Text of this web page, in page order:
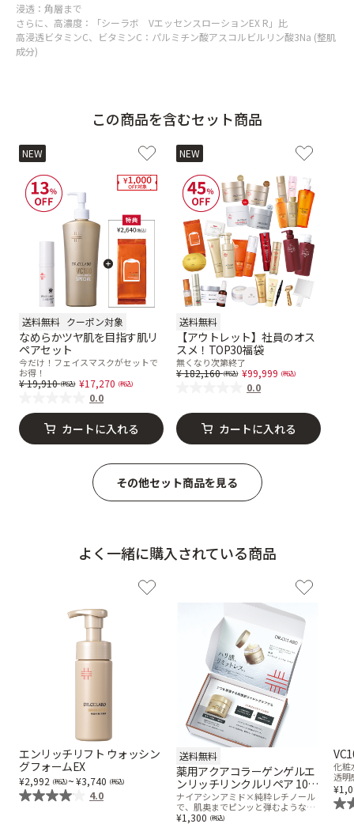
浸透：角層まで
さらに、高濃度：「シーラボ VエッセンスローションEX R」比
高浸透ビタミンC、ビタミンC：パルミチン酸アスコルビルリン酸3Na (整肌
成分)
この商品を含むセット商品
NEW
送料無料 クーポン対象
なめらかツヤ肌を目指す肌リ
ペアセット
今だけ！フェイスマスクがセットで
お得！
Price reduced from
19,910to
17,270
0.0
カートに入れる
NEW
送料無料
【アウトレット】社員のオス
スメ！TOP30福袋
無くなり次第終了
Price reduced from
182,160to
99,999
0.0
カートに入れる
その他セット商品を見る
よく一緒に購入されている商品
エンリッチリフト ウォッシン
グフォームEX
2,992 ~ 3,740
4.0
送料無料
薬用アクアコラーゲンゲルエ
ンリッチリンクルリペア 10日
間お試しセット
ナイアシンアミド×純粋レチノール
で、肌奥までピンッと弾むようなハ
リ肌へ。
1,300
化粧
透明